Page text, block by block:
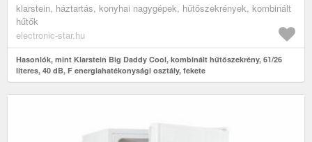
klarstein, háztartás, konyhai nagygépek, hűtőszekrények, kombinált
hűtők
electronic-star.hu
Hasonlók, mint Klarstein Big Daddy Cool, kombinált hűtőszekrény, 61/26
literes, 40 dB, F energiahatékonysági osztály, fekete